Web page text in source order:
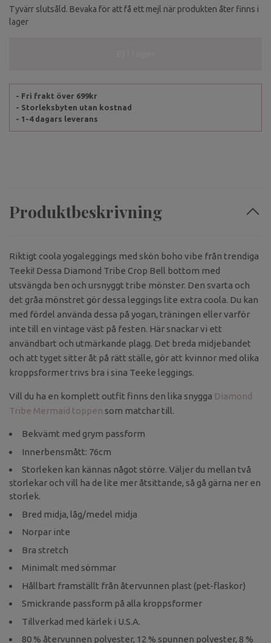
Tyvärr slutsåld. Bevaka för att få ett mejl när produkten åter finns i
lager
- Fri frakt över 699kr
- Storleksbyten utan kostnad
- 1-4 dagars leverans
Produktbeskrivning
Riktigt coola yogaleggings med skön boho vibe från trendiga
Teeki! Dessa Diamond Tribe Crop Bell bottom med
utsvängda ben och ursnyggt tribe mönster. Den svarta och
det gråa mönstret gör dessa leggings lite extra coola. Du kan
med fördel använda dessa på yogan, träningen eller varför
inte till en vintage väst på festen. Här snackar vi ett
användbart och utmärkande plagg. Det breda midjebandet
och att tyget sitter åt på rätt ställe, gör att kvinnor med olika
kroppsformer trivs bra i sina Teeke leggings.
Vill du ha en komplett outfit finns den lika snygga Diamond
Tribe Mermaid toppen som matchar till.
Bekvämt med grym passform
Innerbensmått: 76cm
Storleken kan kännas något större. Väljer du mellan två
storlekar och vill ha de lite mer åtsittande, så gå gärna ner en
storlek.
Bred midja, låg/medel midja
Norpar inte
Bra stretch
Minimalt med sömmar
Hållbart framställt från återvunnen plast (pet-flaskor)
Smickrande passform på alla kroppsformer
Tillverkad med kärlek i U.S.A.
80 % återvunnen polyester, 12 % spunnen polyester, 8 %